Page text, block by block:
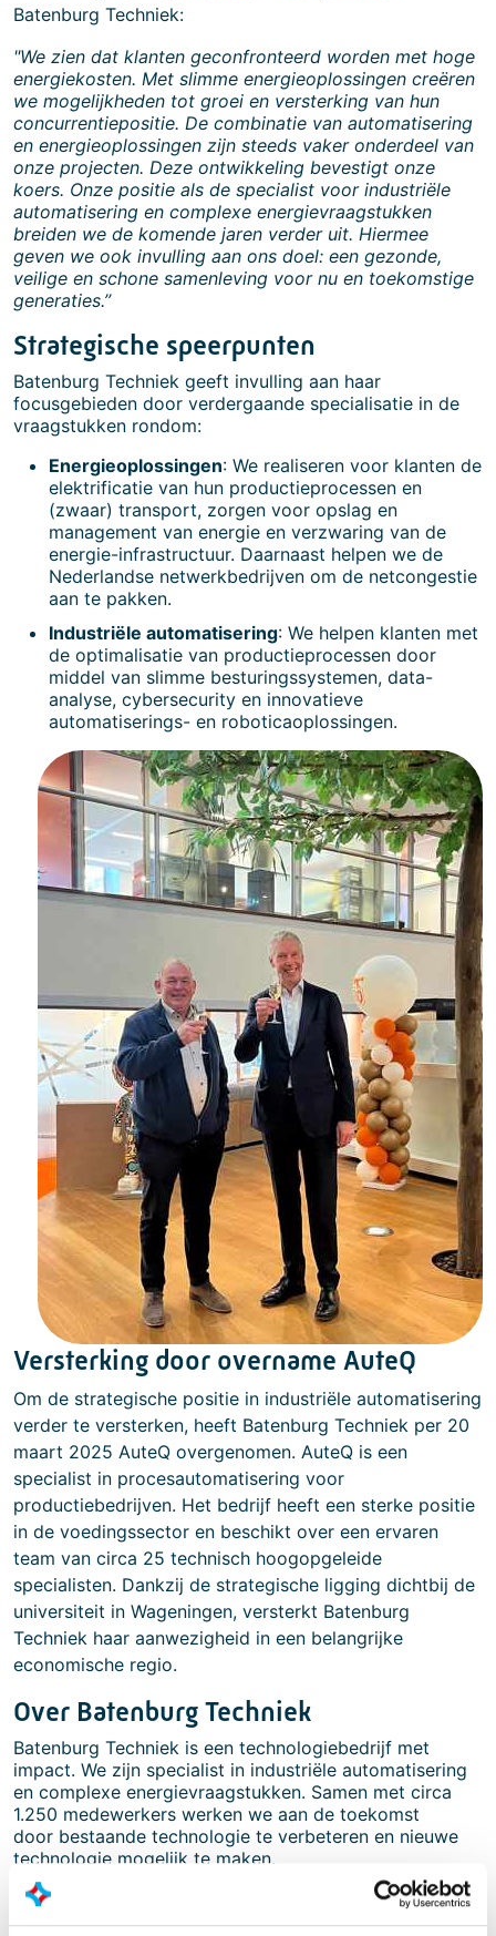
Batenburg Techniek:
"We zien dat klanten geconfronteerd worden met hoge
energiekosten. Met slimme energieoplossingen creëren
we mogelijkheden tot groei en versterking van hun
concurrentiepositie. De combinatie van automatisering
en energieoplossingen zijn steeds vaker onderdeel van
onze projecten. Deze ontwikkeling bevestigt onze
koers. Onze positie als de specialist voor industriële
automatisering en complexe energievraagstukken
breiden we de komende jaren verder uit. Hiermee
geven we ook invulling aan ons doel: een gezonde,
veilige en schone samenleving voor nu en toekomstige
generaties.’’
Strategische speerpunten
Batenburg Techniek geeft invulling aan haar
focusgebieden door verdergaande specialisatie in de
vraagstukken rondom:
Energieoplossingen: We realiseren voor klanten de
elektrificatie van hun productieprocessen en
(zwaar) transport, zorgen voor opslag en
management van energie en verzwaring van de
energie-infrastructuur. Daarnaast helpen we de
Nederlandse netwerkbedrijven om de netcongestie
aan te pakken.
Industriële automatisering: We helpen klanten met
de optimalisatie van productieprocessen door
middel van slimme besturingssystemen, data-
analyse, cybersecurity en innovatieve
automatiserings- en roboticaoplossingen.
Versterking door overname AuteQ
Om de strategische positie in industriële automatisering
verder te versterken, heeft Batenburg Techniek per 20
maart 2025 AuteQ overgenomen. AuteQ is een
specialist in procesautomatisering voor
productiebedrijven. Het bedrijf heeft een sterke positie
in de voedingssector en beschikt over een ervaren
team van circa 25 technisch hoogopgeleide
specialisten. Dankzij de strategische ligging dichtbij de
universiteit in Wageningen, versterkt Batenburg
Techniek haar aanwezigheid in een belangrijke
economische regio.
Over Batenburg Techniek
Batenburg Techniek is een technologiebedrijf met
impact. We zijn specialist in industriële automatisering
en complexe energievraagstukken. Samen met circa
1.250 medewerkers werken we aan de toekomst
door bestaande technologie te verbeteren en nieuwe
technologie mogelijk te maken.
Voor meer informatie:
marketing@batenburg.nl